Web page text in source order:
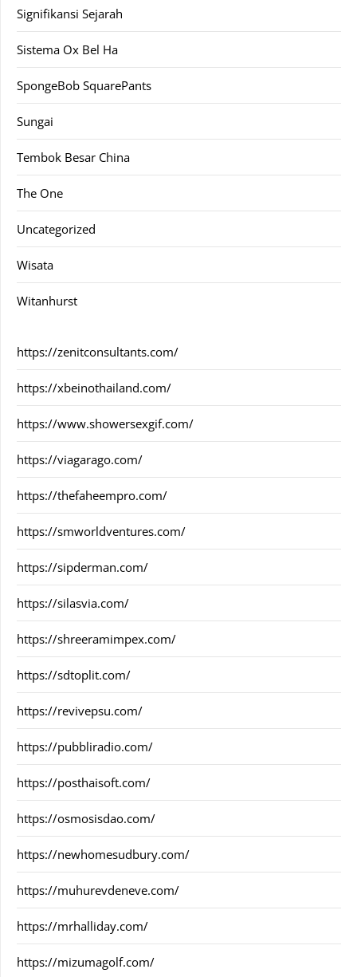
Signifikansi Sejarah
Sistema Ox Bel Ha
SpongeBob SquarePants
Sungai
Tembok Besar China
The One
Uncategorized
Wisata
Witanhurst
https://zenitconsultants.com/
https://xbeinothailand.com/
https://www.showersexgif.com/
https://viagarago.com/
https://thefaheempro.com/
https://smworldventures.com/
https://sipderman.com/
https://silasvia.com/
https://shreeramimpex.com/
https://sdtoplit.com/
https://revivepsu.com/
https://pubbliradio.com/
https://posthaisoft.com/
https://osmosisdao.com/
https://newhomesudbury.com/
https://muhurevdeneve.com/
https://mrhalliday.com/
https://mizumagolf.com/